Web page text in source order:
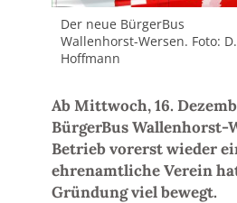
Der neue BürgerBus
Wallenhorst-Wersen. Foto: D.
Hoffmann
Ab Mittwoch, 16.
BürgerBus Wallenhorst-
Betrieb vorerst wieder
ehrenamtliche Verein
Gründung viel bewegt.